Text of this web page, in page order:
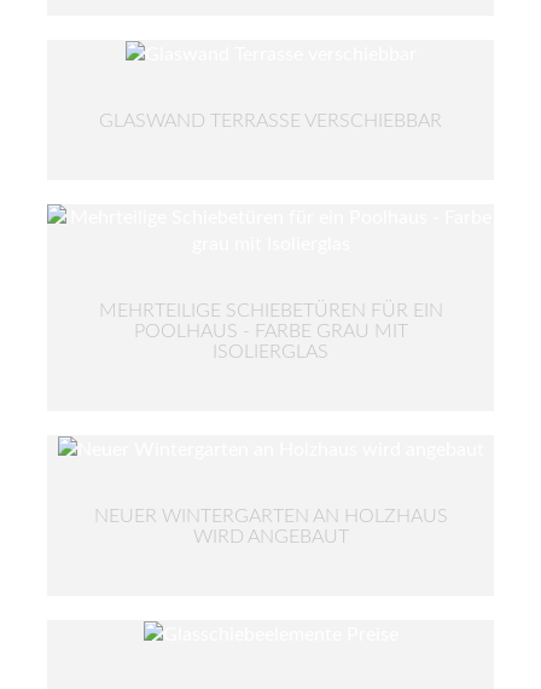
GLASWAND TERRASSE VERSCHIEBBAR
MEHRTEILIGE SCHIEBETÜREN FÜR EIN
POOLHAUS - FARBE GRAU MIT
ISOLIERGLAS
NEUER WINTERGARTEN AN HOLZHAUS
WIRD ANGEBAUT